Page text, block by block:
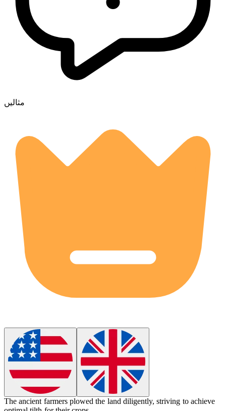
مثالیں
The ancient farmers plowed the land diligently, striving to achieve